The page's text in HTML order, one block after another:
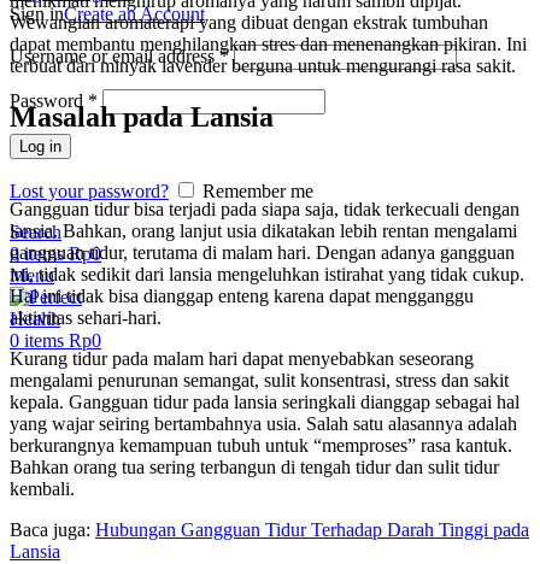
Sign inCreate an Account
Username or email address*
Password *
Log in
Lost your password?
Remember me
Search
0items Rp0
Menu
0 items Rp0
Wewangian aromaterapi yang dibuat dengan ekstrak tumbuhan
dapat membantu menghilangkan stres dan menenangkan pikiran. Ini
terbuat dari minyak lavender berguna untuk mengurangi rasa sakit.
Masalah pada Lansia
Gangguan tidur bisa terjadi pada siapa saja, tidak terkecuali dengan
lansia. Bahkan, orang lanjut usia dikatakan lebih rentan mengalami
gangguan tidur, terutama di malam hari. Dengan adanya gangguan
ini, tidak sedikit dari lansia mengeluhkan istirahat yang tidak cukup.
Hal ini tidak bisa dianggap enteng karena dapat mengganggu
aktivitas sehari-hari.
Kurang tidur pada malam hari dapat menyebabkan seseorang
mengalami penurunan semangat, sulit konsentrasi, stress dan sakit
kepala. Gangguan tidur pada lansia seringkali dianggap sebagai hal
yang wajar seiring bertambahnya usia. Salah satu alasannya adalah
berkurangnya kemampuan tubuh untuk “memproses” rasa kantuk.
Bahkan orang tua sering terbangun di tengah tidur dan sulit tidur
kembali.
Baca juga: Hubungan Gangguan Tidur Terhadap Darah Tinggi pada
Lansia